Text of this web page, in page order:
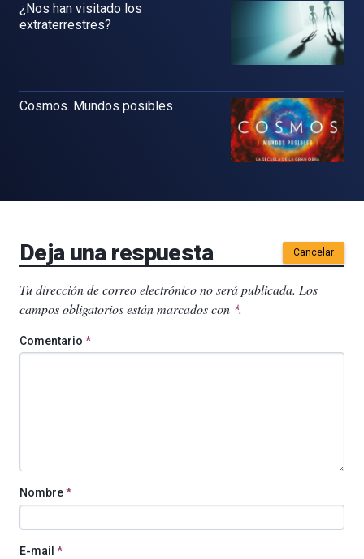
¿Nos han visitado los
extraterrestres?
Cosmos. Mundos posibles
Deja una respuesta Cancelar
Tu dirección de correo electrónico no será publicada. Los
campos obligatorios están marcados con *.
Comentario *
Nombre*
E-mail *